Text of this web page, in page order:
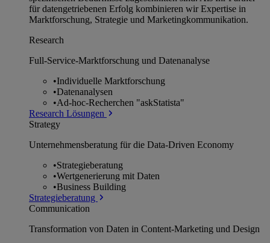
für datengetriebenen Erfolg kombinieren wir Expertise in
Marktforschung, Strategie und Marketingkommunikation.
Research
Full-Service-Marktforschung und Datenanalyse
•Individuelle Marktforschung
•Datenanalysen
•Ad-hoc-Recherchen "askStatista"
Research Lösungen
Strategy
Unternehmens­beratung für die Data-Driven Economy
•Strategieberatung
•Wertgenerierung mit Daten
•Business Building
Strategieberatung
Communication
Transformation von Daten in Content-Marketing und Design